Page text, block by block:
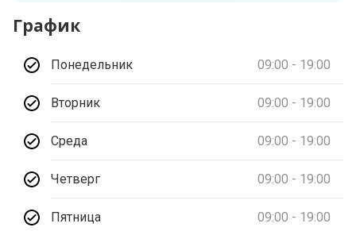
График
Понедельник 09:00 - 19:00
Вторник 09:00 - 19:00
Среда 09:00 - 19:00
Четверг 09:00 - 19:00
Пятница 09:00 - 19:00